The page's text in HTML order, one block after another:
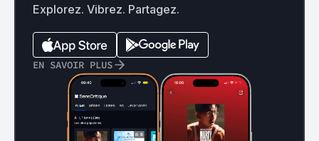
Explorez. Vibrez. Partagez.
EN SAVOIR PLUS